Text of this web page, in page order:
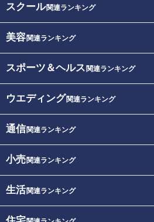
スクール関連ランキング
美容関連ランキング
スポーツ＆ヘルス 関連ランキング
ウエディング関連ランキング
通信関連ランキング
小売関連ランキング
生活関連ランキング